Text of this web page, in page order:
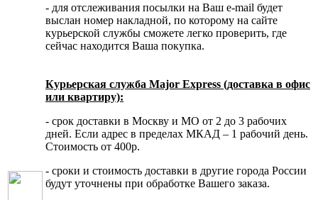
- для отслеживания посылки на Ваш e-mail будет
выслан номер накладной, по которому на сайте
курьерской службы сможете легко проверить, где
сейчас находится Ваша покупка.
Курьерская служба Major Express (доставка в офис
или квартиру):
- срок доставки в Москву и МО от 2 до 3 рабочих
дней. Если адрес в пределах МКАД – 1 рабочий день.
Стоимость от 400р.
- сроки и стоимость доставки в другие города России
будут уточнены при обработке Вашего заказа.